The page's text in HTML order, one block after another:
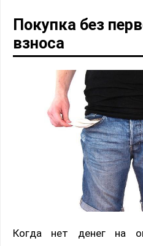
Покупка без
взноса
Когда нет денег на